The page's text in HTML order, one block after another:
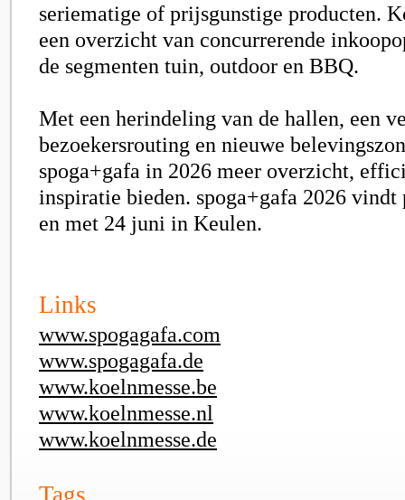
seriematige of prijsgunstige producten.
een overzicht van concurrerende
de segmenten tuin, outdoor en BBQ.
Met een herindeling van de hallen, een
bezoekersrouting en nieuwe
spoga+gafa in 2026 meer overzicht,
inspiratie bieden. spoga+gafa 2026 vindt
en met 24 juni in Keulen.
Links
www.spogagafa.com
www.spogagafa.de
www.koelnmesse.be
www.koelnmesse.nl
www.koelnmesse.de
Tags